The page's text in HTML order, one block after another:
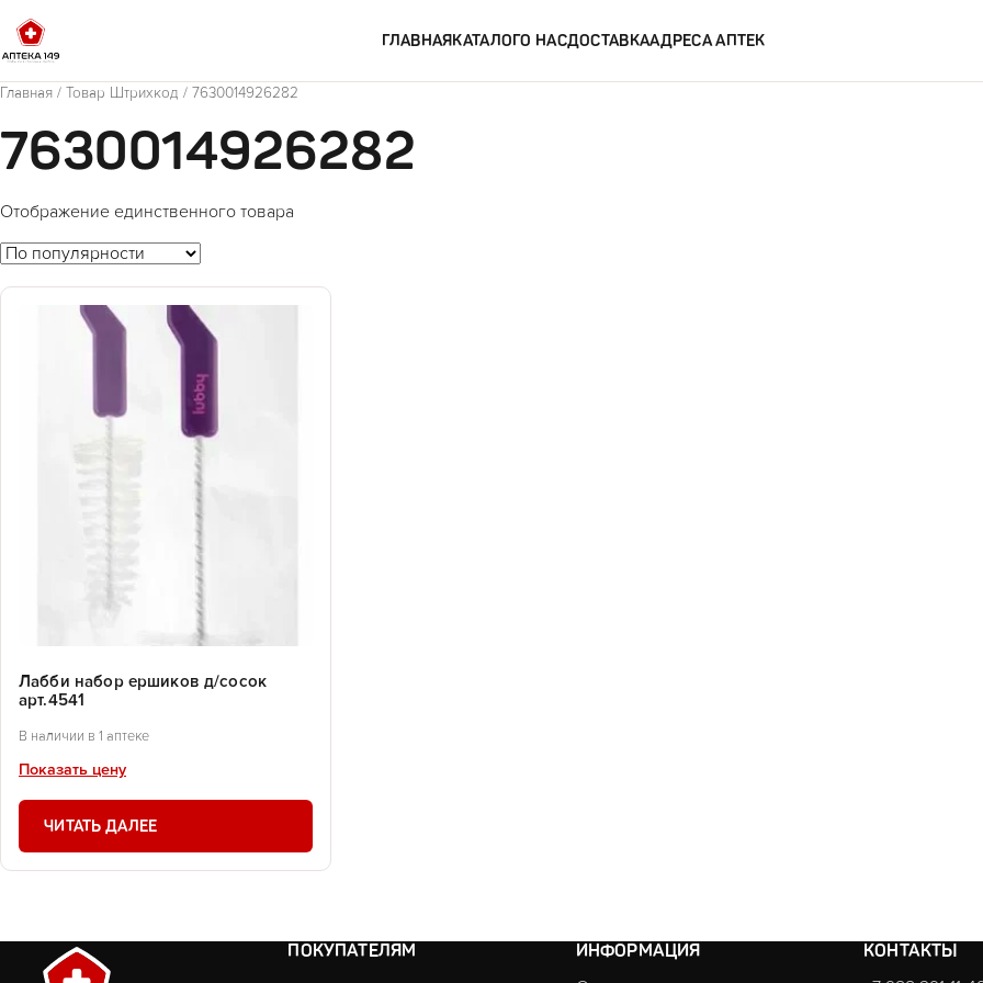
ГЛАВНАЯКАТАЛОГО НАСДОСТАВКААДРЕСА АПТЕК
Главная / Товар Штрихкод / 7630014926282
7630014926282
Отображение единственного товара
Лабби набор ершиков д/сосок
арт.4541
В наличии в 1 аптеке
Показать цену
ЧИТАТЬ ДАЛЕЕ
ПОКУПАТЕЛЯМ ИНФОРМАЦИЯ КОНТАКТЫ